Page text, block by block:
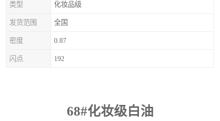
类型 化妆品级
发货范围 全国
密度 0.87
闪点 192
68#化妆级白油